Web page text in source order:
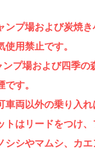
プ場および炭焼き
用禁止です。
プ場および四季の
す。
両以外の乗り入れ
はリードをつけ、
シやマムシ、カエ